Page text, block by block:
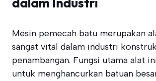
Mesin pemecah batu merupakan
sangat vital dalam industri
penambangan. Fungsi utama alat
untuk menghancurkan batuan